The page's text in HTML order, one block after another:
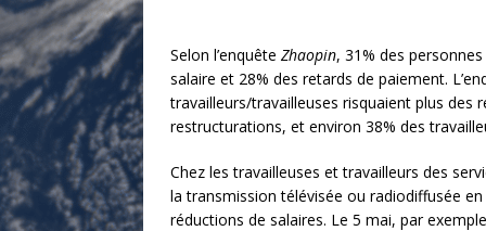
Selon l’enquête Zhaopin, 31% des
salaire et 28% des retards de paiement.
travailleurs/travailleuses risquaient plus des
restructurations, et environ 38% des
Chez les travailleuses et travailleurs des
la transmission télévisée ou radiodiffusée
réductions de salaires. Le 5 mai, par